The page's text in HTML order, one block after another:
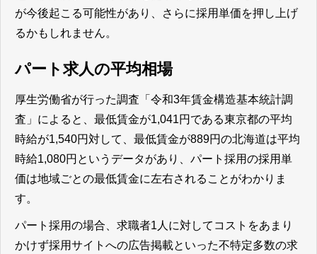
が今後起こる可能性があり、さらに採用単価を押し上げ
るかもしれません。
パート求人の平均相場
厚生労働省が行った調査「令和3年賃金構造基本統計調
査」によると、最低賃金が1,041円である東京都の平均
時給が1,540円対して、最低賃金が889円の北海道は平均
時給1,080円というデータがあり、パート採用の採用単
価は地域ごとの最低賃金に左右されることがわかりま
す。
パート採用の場合、求職者1人に対してコストをあまり
かけず採用サイトへの広告掲載といった不特定多数の求